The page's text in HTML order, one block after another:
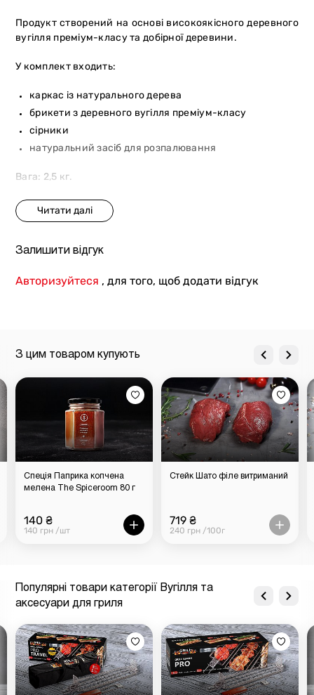
Продукт створений на основі високоякісного деревного
вугілля преміум-класу та добірної деревини.
У комплект входить:
каркас із натурального дерева
брикети з деревного вугілля преміум-класу
сірники
натуральний засіб для розпалювання
Вага: 2,5 кг.
Залишити відгук
Авторизуйтеся , для того, щоб додати відгук
З цим товаром купують
Спеція Паприка копчена
мелена The Spiceroom 80 г
140 ₴
140 грн /шт
Стейк Шато філе витриманий
719 ₴
240 грн /100г
Популярні товари категорії Вугілля та
аксесуари для гриля